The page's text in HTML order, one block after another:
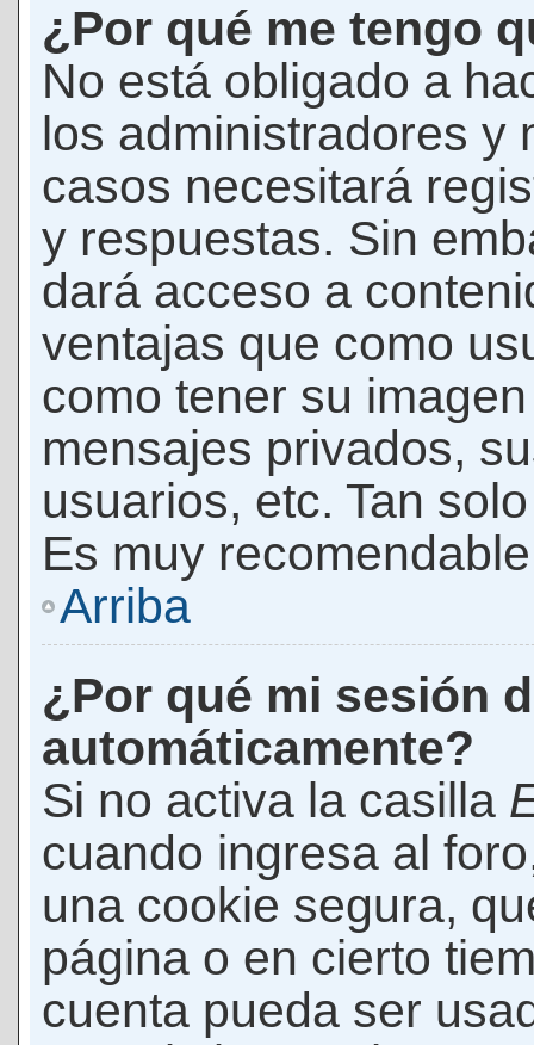
¿Por qué me tengo
No está obligado a
los administradores y
casos necesitará
y respuestas. Sin
dará acceso a
ventajas que como
como tener su
mensajes privados,
usuarios, etc. Tan
Es muy
Arriba
¿Por qué mi sesión
automáticamente?
Si no activa la casilla
cuando ingresa al
una cookie segura,
página o en cierto
cuenta pueda ser